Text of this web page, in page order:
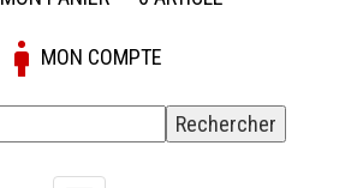
MON COMPTE